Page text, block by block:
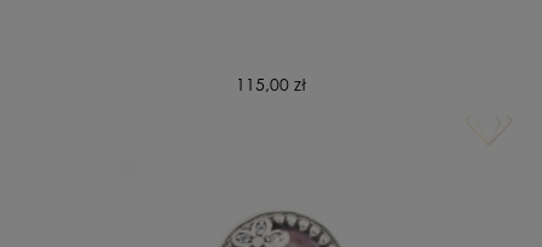
115,00 zł